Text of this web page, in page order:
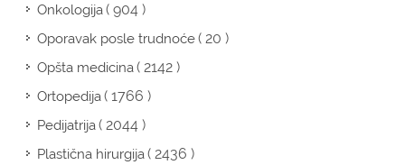
Onkologija( 904 )
Oporavak posle trudnoće( 20 )
Opšta medicina( 2142 )
Ortopedija( 1766 )
Pedijatrija( 2044 )
Plastična hirurgija( 2436 )